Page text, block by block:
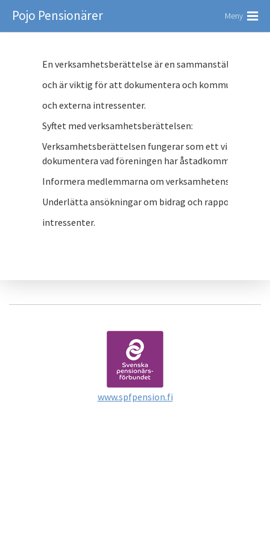
Pojo Pensionärer Meny
En verksamhetsberättelse är en sammanställning av
och är viktig för att dokumentera och kommunicera
och externa intressenter.
Syftet med verksamhetsberättelsen:
Verksamhetsberättelsen fungerar som ett viktigt
dokumentera vad föreningen har åstadkommit under
Informera medlemmarna om verksamhetens
Underlätta ansökningar om bidrag och rapportering
intressenter.
www.spfpension.fi